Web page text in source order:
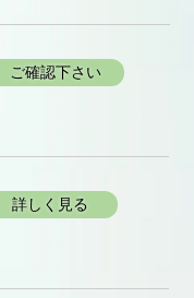
ご確認下さい
詳しく見る